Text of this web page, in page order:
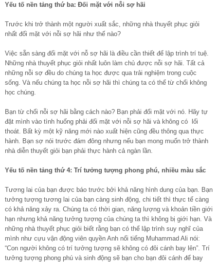
Yếu tố nền tảng thứ ba: Đối mặt với nỗi sợ hãi
Trước khi trở thành một người xuất sắc, những nhà thuyết phục giỏi
nhất đối mặt với nỗi sợ hãi như thế nào?
Việc sẵn sàng đối mặt với nỗ sợ hãi là điều cần thiết để lập trình trí tuệ.
Những nhà thuyết phục giỏi nhất luôn làm chủ được nỗi sợ hãi. Tất cả
những nỗi sợ đều do chúng ta học được qua trải nghiệm trong cuộc
sống. Và nếu chúng ta học nỗi sợ hãi thì chúng ta có thể từ chối không
học chúng.
Bạn từ chối nỗi sợ hãi bằng cách nào? Bạn phải đối mặt với nó. Hãy tự
đặt mình vào tình huống phải đối mặt với nỗi sợ hãi và không có lối
thoát. Bất kỳ một kỹ năng mới nào xuất hiện cũng đều thông qua thực
hành. Bạn sợ nói trước đám đông nhưng nếu bạn mong muốn trở thành
nhà diễn thuyết giỏi bạn phải thực hành cả ngàn lần.
Yếu tố nền tảng thứ 4: Trí tưởng tượng phong phú, nhiều màu sắc
Tương lai của bạn được báo trước bởi khả năng hình dung của bạn. Bạn
tưởng tượng tương lai của bạn càng sinh động, chi tiết thì thực tế càng
có khả năng xảy ra. Chúng ta có thời gian, năng lượng và khoản tiền giới
hạn nhưng khả năng tưởng tượng của chúng ta thì không bị giới hạn. Và
những nhà thuyết phục giỏi biết rằng bạn có thể lập trình suy nghĩ của
mình như cựu vận động viên quyền Anh nổi tiếng Muhammad Ali nói:
“Con người không có trí tưởng tượng sẽ không có đôi cánh bay lên”. Trí
tưởng tượng phong phú và sinh động sẽ bạn cho bạn đôi cánh để bay